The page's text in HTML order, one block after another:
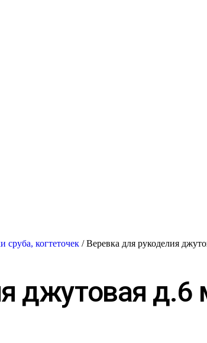
сруба, когтеточек / Веревка для рукоделия
джутовая д.6